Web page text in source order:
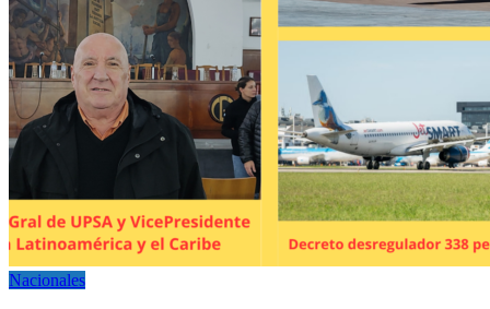
Nacionales